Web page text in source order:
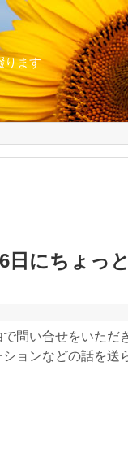
ります
日にちょっ
問い合せをいただ
ョンなどの話を送